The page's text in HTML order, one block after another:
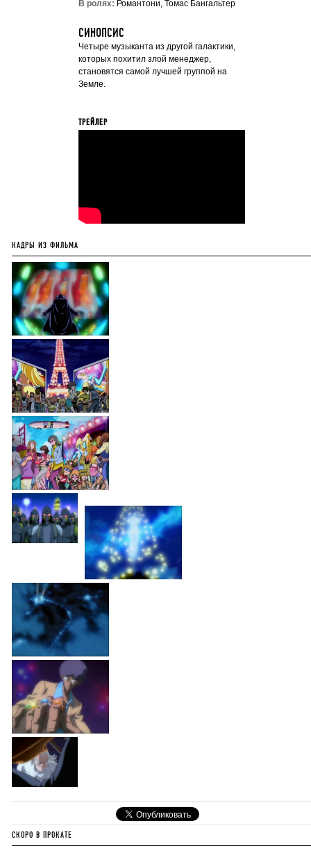
В ролях: Романтони, Томас Бангальтер
СИНОПСИС
Четыре музыканта из другой галактики,
которых похитил злой менеджер,
становятся самой лучшей группой на
Земле.
ТРЕЙЛЕР
КАДРЫ ИЗ ФИЛЬМА
СКОРО В ПРОКАТЕ